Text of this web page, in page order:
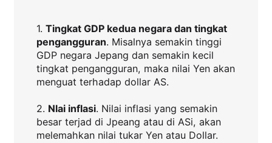
1. Tingkat GDP kedua negara dan tingkat
pengangguran. Misalnya semakin tinggi
GDP negara Jepang dan semakin kecil
tingkat pengangguran, maka nilai Yen akan
menguat terhadap dollar AS.
2. Nlai inflasi. Nilai inflasi yang semakin
besar terjad di Jpeang atau di ASi, akan
melemahkan nilai tukar Yen atau Dollar.